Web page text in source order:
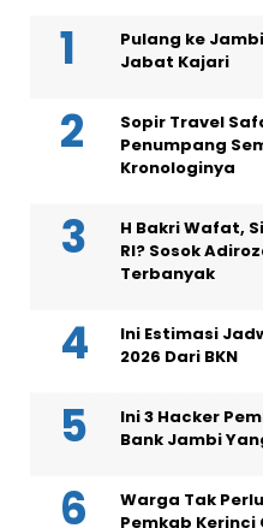
Pulang ke
Jabat Kajari
Sopir Travel
Penumpang
Kronologinya
H Bakri Wafat,
RI? Sosok
Terbanyak
Ini Estimasi
2026 Dari BKN
Ini 3 Hacker
Bank Jambi
Warga Tak
Pemkab